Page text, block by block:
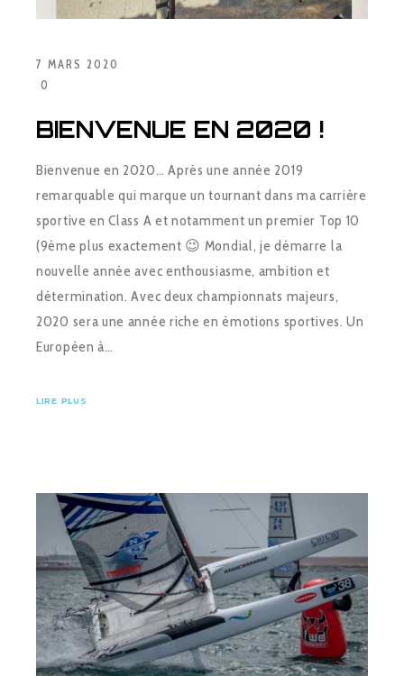
7 MARS 2020
0
BIENVENUE EN 2020 !
Bienvenue en 2020… Après une année 2019
remarquable qui marque un tournant dans ma carrière
sportive en Class A et notamment un premier Top 10
(9ème plus exactement 😉 Mondial, je démarre la
nouvelle année avec enthousiasme, ambition et
détermination. Avec deux championnats majeurs,
2020 sera une année riche en émotions sportives. Un
Européen à…
LIRE PLUS